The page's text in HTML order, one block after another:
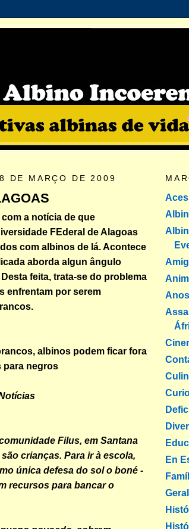
DE MARÇO DE 2009
a notícia de que
FEderal de Alagoas
com albinos de lá. Acontece
aborda algun ângulo
feita, trata-se do problema
enfrentam por serem
albinos podem ficar fora
para negros
Filus, em Santana
crianças. Para ir à escola,
única defesa do sol o boné -
recursos para bancar o
En
Geral